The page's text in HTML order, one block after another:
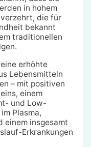
in hohem
die für
bekannt
traditionellen
erhöhte
Lebensmitteln
– mit positiven
einem
und Low-
Plasma,
einem insgesamt
Erkrankungen